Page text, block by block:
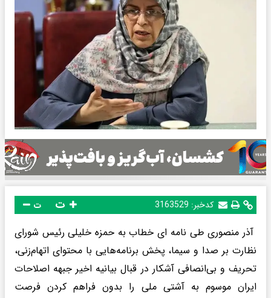
کدخبر: 3163529 ت
آذر منصوری طی نامه ای خطاب به حمزه خلیلی رئیس شورای
نظارت بر صدا و سیما، پخش برنامه‌هایی با محتوای اتهام‌زنی،
تحریف و بی‌انصافی آشکار در قبال بیانیه اخیر جبهه اصلاحات
ایران موسوم به آشتی ملی را بدون فراهم کردن فرصت